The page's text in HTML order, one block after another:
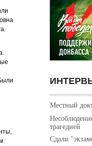
Местный
трагедией
Сдали